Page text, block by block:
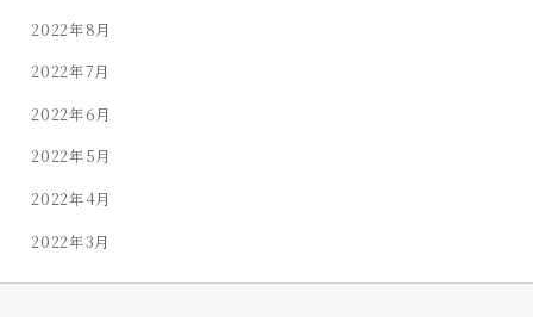
2022年8月
2022年7月
2022年6月
2022年5月
2022年4月
2022年3月